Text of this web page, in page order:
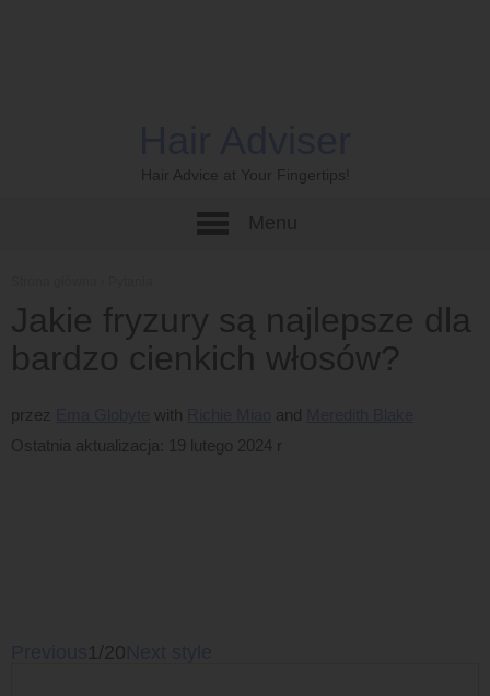
Hair Advice at Your Fingertips!
Jakie fryzury są najlepsze dla
bardzo cienkich włosów?
przez
Ostatnia aktualizacja: 19 lutego 2024 r
1/20